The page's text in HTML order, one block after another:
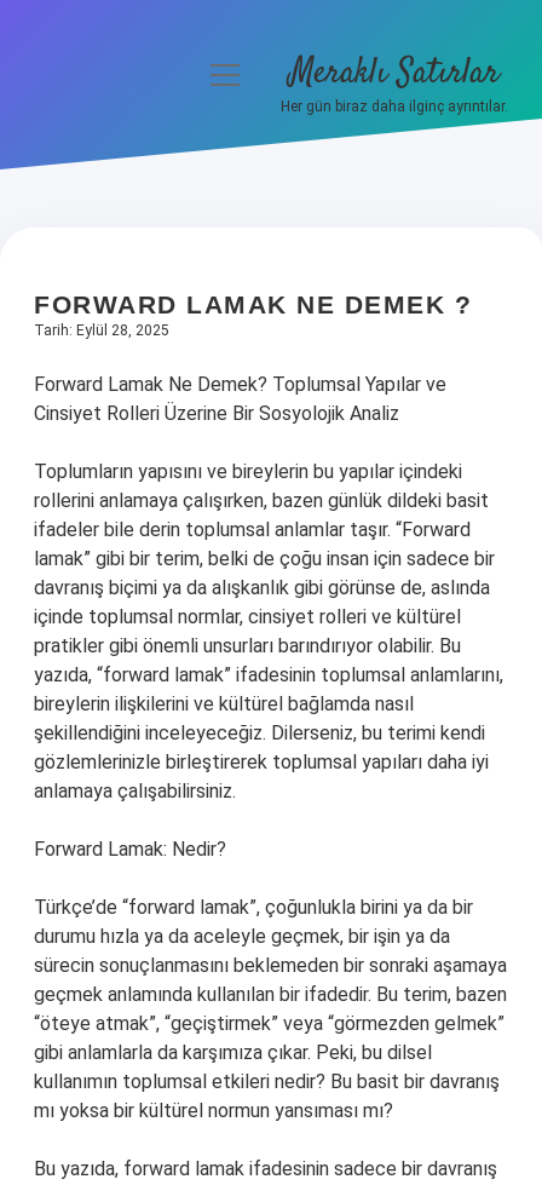
Hakkımızda
menüyü
Meraklı Satırlar
Her gün biraz daha ilginç ayrıntılar.
FORWARD LAMAK NE DEMEK ?
Tarih: Eylül 28, 2025
Forward Lamak Ne Demek? Toplumsal Yapılar ve
Cinsiyet Rolleri Üzerine Bir Sosyolojik Analiz
Toplumların yapısını ve bireylerin bu yapılar içindeki
rollerini anlamaya çalışırken, bazen günlük dildeki basit
ifadeler bile derin toplumsal anlamlar taşır. “Forward
lamak” gibi bir terim, belki de çoğu insan için sadece bir
davranış biçimi ya da alışkanlık gibi görünse de, aslında
içinde toplumsal normlar, cinsiyet rolleri ve kültürel
pratikler gibi önemli unsurları barındırıyor olabilir. Bu
yazıda, “forward lamak” ifadesinin toplumsal anlamlarını,
bireylerin ilişkilerini ve kültürel bağlamda nasıl
şekillendiğini inceleyeceğiz. Dilerseniz, bu terimi kendi
gözlemlerinizle birleştirerek toplumsal yapıları daha iyi
anlamaya çalışabilirsiniz.
Forward Lamak: Nedir?
Türkçe’de “forward lamak”, çoğunlukla birini ya da bir
durumu hızla ya da aceleyle geçmek, bir işin ya da
sürecin sonuçlanmasını beklemeden bir sonraki aşamaya
geçmek anlamında kullanılan bir ifadedir. Bu terim, bazen
“öteye atmak”, “geçiştirmek” veya “görmezden gelmek”
gibi anlamlarla da karşımıza çıkar. Peki, bu dilsel
kullanımın toplumsal etkileri nedir? Bu basit bir davranış
mı yoksa bir kültürel normun yansıması mı?
Bu yazıda, forward lamak ifadesinin sadece bir davranış